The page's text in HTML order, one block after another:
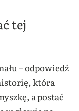
tej
– odpowiedź
która
a postać